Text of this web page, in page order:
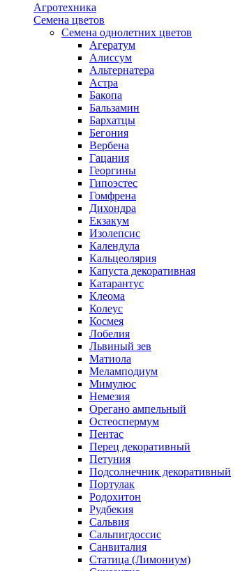
Агротехника
Семена цветов
Семена однолетних цветов
Агератум
Алиссум
Альтернатера
Астра
Бакопа
Бальзамин
Бархатцы
Бегония
Вербена
Гацания
Георгины
Гипоэстес
Гомфрена
Дихондра
Екзакум
Изолепсис
Календула
Кальцеолярия
Капуста декоративная
Катарантус
Клеома
Колеус
Космея
Лобелия
Львиный зев
Матиола
Меламподиум
Мимулюс
Немезия
Орегано ампельный
Остеоспермум
Пентас
Перец декоративный
Петуния
Подсолнечник декоративный
Портулак
Родохитон
Рудбекия
Сальвия
Сальпигдоссис
Санвиталия
Статица (Лимониум)